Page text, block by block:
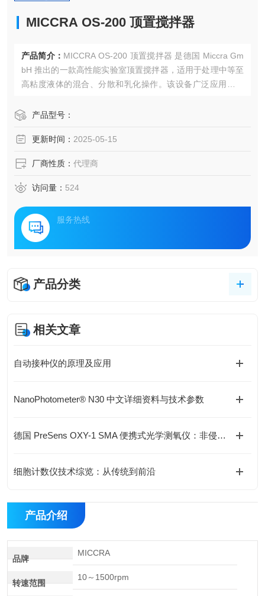
MICCRA OS-200 顶置搅拌器
产品简介： MICCRA OS-200 顶置搅拌器 是德国 Miccra Gm
bH 推出的一款高性能实验室顶置搅拌器，适用于处理中等至
高粘度液体的混合、分散和乳化操作。该设备广泛应用于化
效、稳定搅拌的实验室环境。
产品型号：
更新时间： 2025-05-15
厂商性质： 代理商
访问量： 524
服务热线
产品分类
相关文章
自动接种仪的原理及应用
NanoPhotometer® N30 中文详细资料与技术参数
德国 PreSens OXY-1 SMA 便携式光学测氧仪：非侵入式溶氧监测新方案
细胞计数仪技术综览：从传统到前沿
产品介绍
品牌
MICCRA
转速范围
10～1500rpm